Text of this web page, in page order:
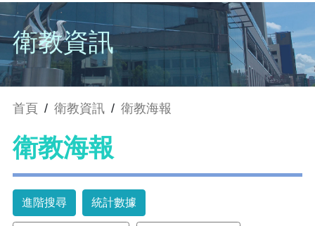
衛教資訊
首頁 / 衛教資訊 / 衛教海報
衛教海報
進階搜尋 統計數據